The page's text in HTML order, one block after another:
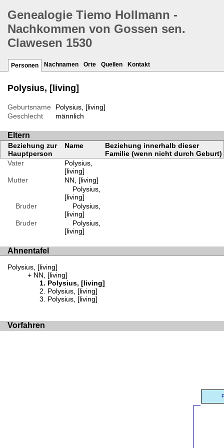
Genealogie Tiemo Hollmann -
Nachkommen von Gossen sen.
Clawesen 1530
Personen Nachnamen Orte Quellen Kontakt
Polysius, [living]
Geburtsname
Polysius, [living]
Geschlecht
männlich
Eltern
Beziehung zur
Hauptperson
Name
Beziehung innerhalb dieser
Familie (wenn nicht durch Geburt)
Vater
Polysius,
[living]
Mutter
NN, [living]
Polysius,
[living]
Bruder
Polysius,
[living]
Bruder
Polysius,
[living]
Ahnentafel
Polysius, [living]
NN, [living]
Polysius, [living]
Polysius, [living]
Polysius, [living]
Vorfahren